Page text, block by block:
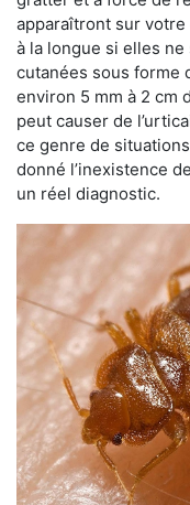
apparaîtront sur votre
à la longue si elles
cutanées sous forme
environ 5 mm à 2 cm
peut causer de
ce genre de
donné l’inexistence
un réel diagnostic.